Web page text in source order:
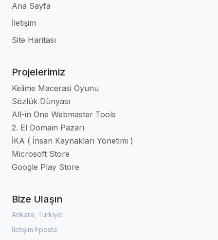
Ana Sayfa
İletişim
Site Haritası
Projelerimiz
Kelime Macerasi Oyunu
Sözlük Dünyası
All-in One Webmaster Tools
2. El Domain Pazarı
İKA ( İnsan Kaynakları Yönetimi )
Microsoft Store
Google Play Store
Bize Ulaşın
Ankara, Türkiye
İletişim Eposta